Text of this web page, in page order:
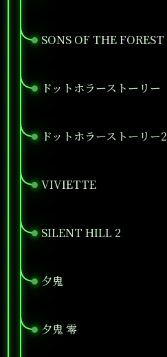
SONS OF THE FOREST
●
ドットホラーストーリー
●
ドットホラーストーリー2
●
VIVIETTE
●
SILENT HILL 2
●
夕鬼
●
夕鬼 零
●